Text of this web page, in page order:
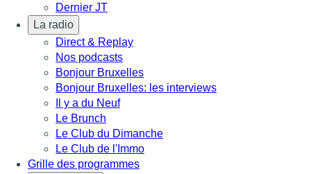
Dernier JT
La radio
Direct & Replay
Nos podcasts
Bonjour Bruxelles
Bonjour Bruxelles: les interviews
Il y a du Neuf
Le Brunch
Le Club du Dimanche
Le Club de l'Immo
Grille des programmes